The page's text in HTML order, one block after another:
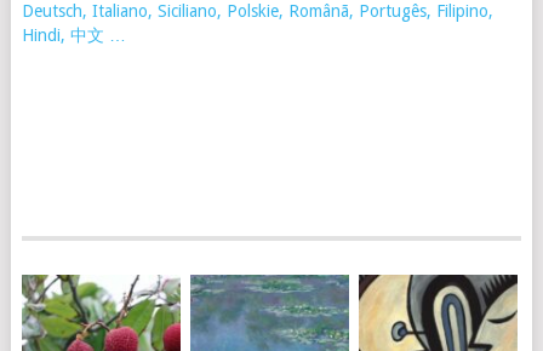
Deutsch, Italiano, Siciliano, Polskie, Românã, Portugês, Filipino,
Hindi, 中文 …